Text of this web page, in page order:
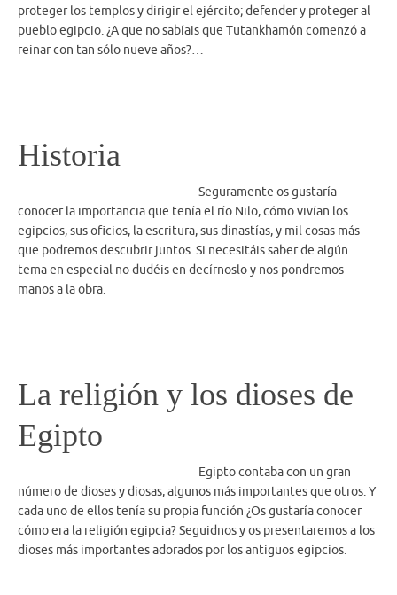
proteger los templos y dirigir el ejército; defender y proteger al
pueblo egipcio. ¿A que no sabíais que Tutankhamón comenzó a
reinar con tan sólo nueve años?…
Historia
Seguramente os gustaría
conocer la importancia que tenía el río Nilo, cómo vivían los
egipcios, sus oficios, la escritura, sus dinastías, y mil cosas más
que podremos descubrir juntos. Si necesitáis saber de algún
tema en especial no dudéis en decírnoslo y nos pondremos
manos a la obra.
La religión y los dioses de
Egipto
Egipto contaba con un gran
número de dioses y diosas, algunos más importantes que otros. Y
cada uno de ellos tenía su propia función ¿Os gustaría conocer
cómo era la religión egipcia? Seguidnos y os presentaremos a los
dioses más importantes adorados por los antiguos egipcios.